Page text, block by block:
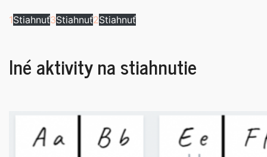
1Stiahnuť3Stiahnuť2Stiahnuť
Iné aktivity na stiahnutie